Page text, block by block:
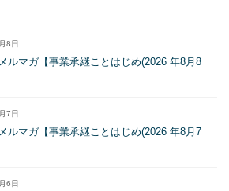
8日
ルマガ【事業承継ことはじめ(2026 年8月8
7日
ルマガ【事業承継ことはじめ(2026 年8月7
6日